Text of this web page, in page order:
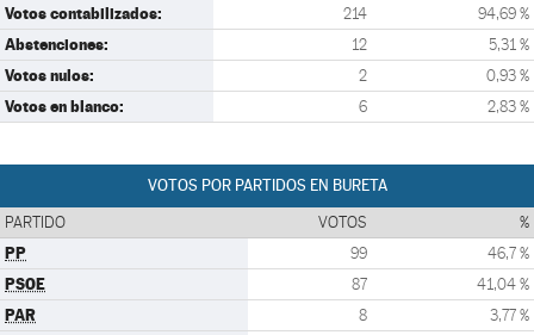
Votos contabilizados: 214 94,69 %
Abstenciones: 12 5,31 %
Votos nulos: 2 0,93 %
Votos en blanco: 6 2,83 %
VOTOS POR PARTIDOS EN BURETA
PARTIDO VOTOS %
PP 99 46,7 %
PSOE 87 41,04 %
PAR 8 3,77 %